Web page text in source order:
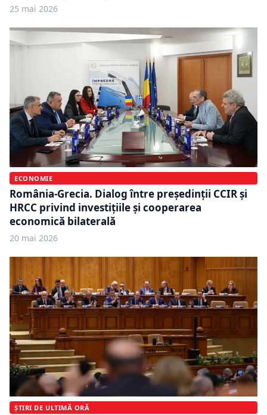
25 mai 2026
ECONOMIE
România-Grecia. Dialog între președinții CCIR și
HRCC privind investițiile și cooperarea
economică bilaterală
20 mai 2026
ȘTIRI DE ULTIMĂ ORĂ